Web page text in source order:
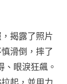
揭露了照片
滑倒，摔了
眼淚狂飆。